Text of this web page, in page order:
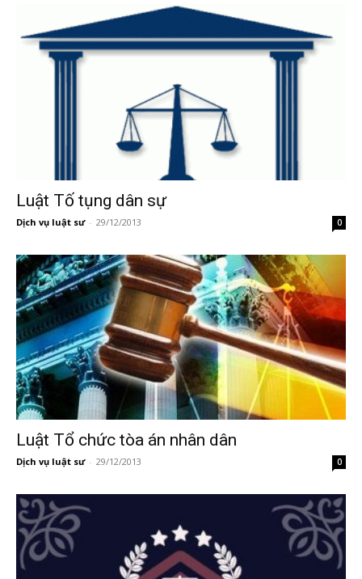
Luật Tố tụng dân sự
Dịch vụ luật sư - 29/12/2013 0
Luật Tổ chức tòa án nhân dân
Dịch vụ luật sư - 29/12/2013 0